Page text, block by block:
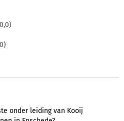
onder leiding van Kooij